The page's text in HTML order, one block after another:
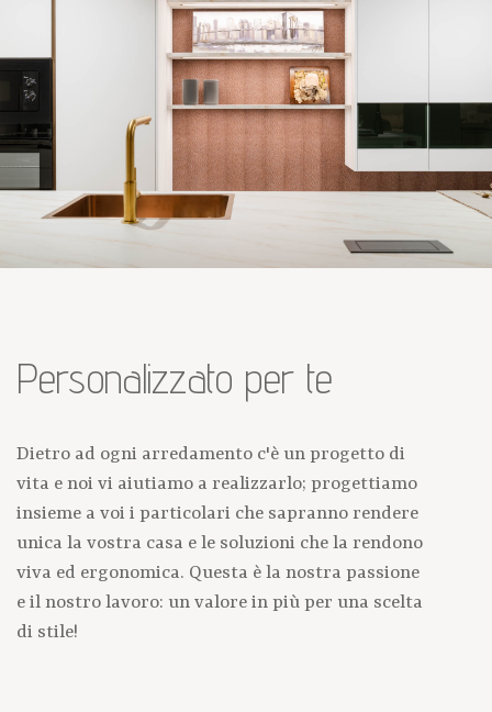
Personalizzato per te
Dietro ad ogni arredamento c'è un progetto di
vita e noi vi aiutiamo a realizzarlo; progettiamo
insieme a voi i particolari che sapranno rendere
unica la vostra casa e le soluzioni che la rendono
viva ed ergonomica. Questa è la nostra passione
e il nostro lavoro: un valore in più per una scelta
di stile!